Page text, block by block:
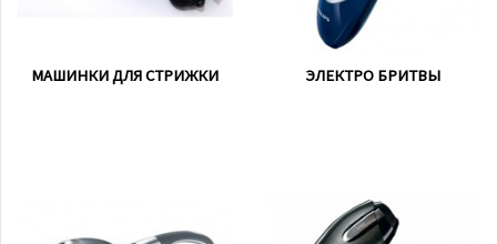
МАШИНКИ ДЛЯ СТРИЖКИ ЭЛЕКТРО БРИТВЫ